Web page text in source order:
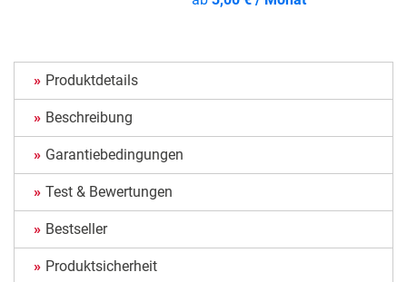
Produktdetails
Beschreibung
Garantiebedingungen
Test & Bewertungen
Bestseller
Produktsicherheit